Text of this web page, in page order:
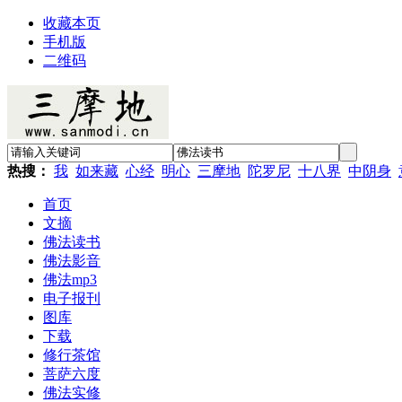
收藏本页
手机版
二维码
热搜： 我 如来藏 心经 明心 三摩地 陀罗尼 十八界 中阴身
首页
文摘
佛法读书
佛法影音
佛法mp3
电子报刊
图库
下载
修行茶馆
菩萨六度
佛法实修